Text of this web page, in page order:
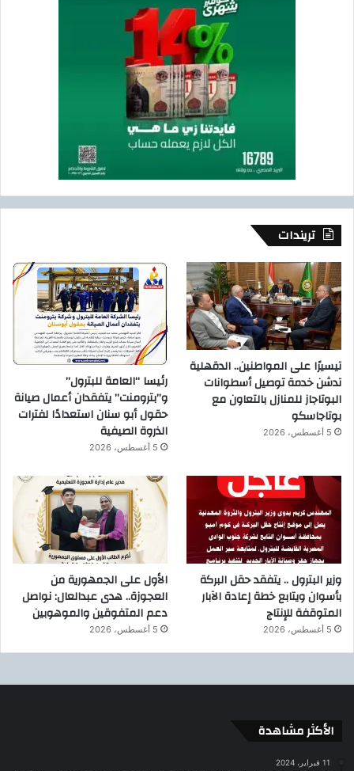
تريندات
تيسيرًا على المواطنين.. الدقهلية
تدشن خدمة توصيل أسطوانات
البوتاجاز للمنازل بالتعاون مع
بوتاجاسكو
5 أغسطس، 2026
رئيسا “العامة للبترول”
و”بترومنت” يتفقدان أعمال صيانة
حقول أبو سنان استعدادًا لفترات
الذروة الصيفية
5 أغسطس، 2026
وزير البترول .. يتفقد حقل البركة
بأسوان ويتابع خطة إعادة الآبار
المتوقفة للإنتاج
5 أغسطس، 2026
الأول على الجمهورية من
العجوزة.. هدى عبدالعال: نواصل
دعم المتفوقين والموهوبين
5 أغسطس، 2026
الأكثر مشاهدة
11 فبراير، 2024